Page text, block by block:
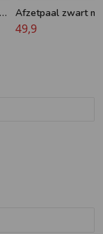
Afzetpaal zwart
blauw trekband - 3
49,9